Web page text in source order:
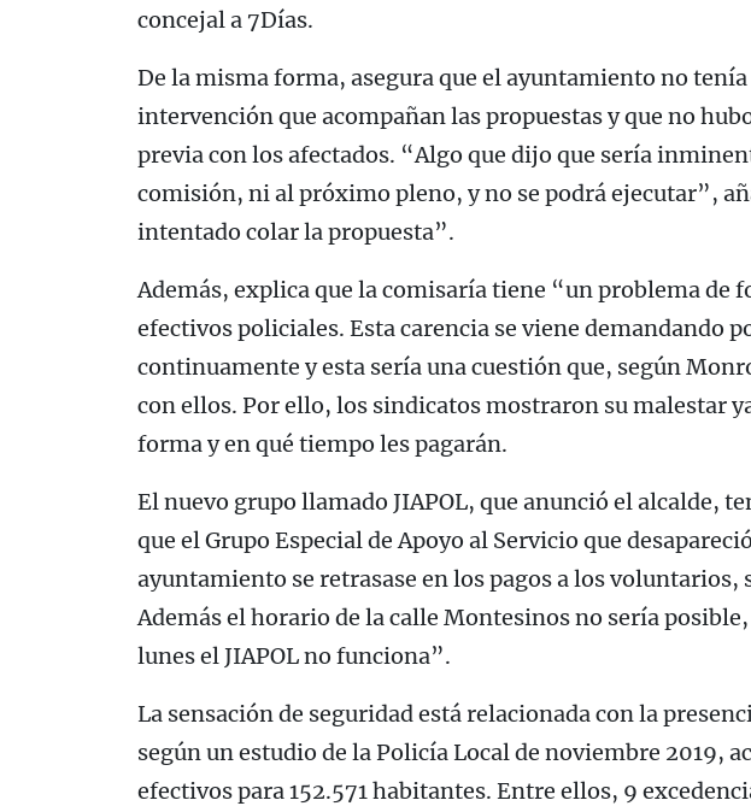
concejal a 7Días.
De la misma forma, asegura que el ayuntamiento no
intervención que acompañan las propuestas y que no
previa con los afectados. “Algo que dijo que sería
comisión, ni al próximo pleno, y no se podrá ejecutar”,
intentado colar la propuesta”.
Además, explica que la comisaría tiene “un problema de
efectivos policiales. Esta carencia se viene demandando
continuamente y esta sería una cuestión que, según
con ellos. Por ello, los sindicatos mostraron su malestar
forma y en qué tiempo les pagarán.
El nuevo grupo llamado JIAPOL, que anunció el alcalde,
que el Grupo Especial de Apoyo al Servicio que
ayuntamiento se retrasase en los pagos a los voluntarios,
Además el horario de la calle Montesinos no sería
lunes el JIAPOL no funciona”.
La sensación de seguridad está relacionada con la
según un estudio de la Policía Local de noviembre 2019,
efectivos para 152.571 habitantes. Entre ellos, 9